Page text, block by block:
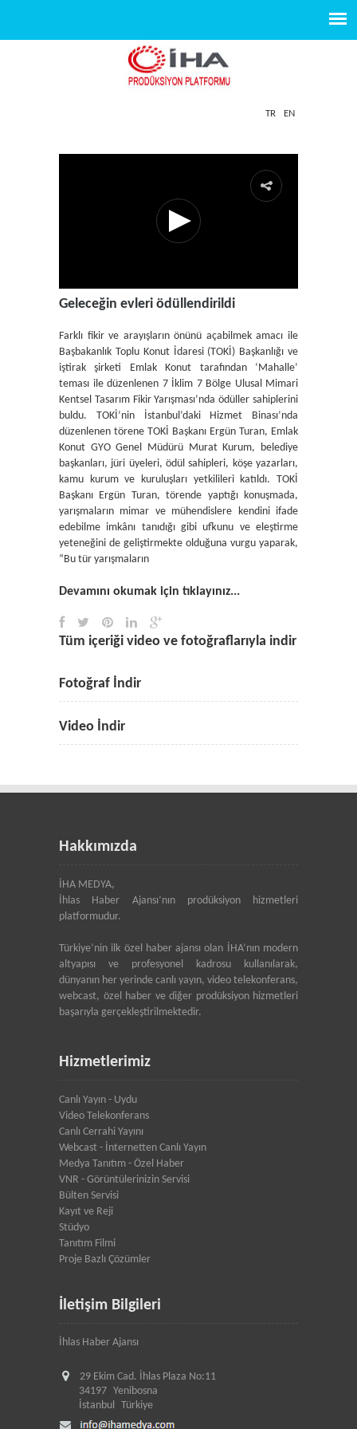
TR EN
Geleceğin evleri ödüllendirildi
Farklı fikir ve arayışların önünü açabilmek amacı ile
Başbakanlık Toplu Konut İdaresi (TOKİ) Başkanlığı ve
iştirak şirketi Emlak Konut tarafından ‘Mahalle’
teması ile düzenlenen 7 İklim 7 Bölge Ulusal Mimari
Kentsel Tasarım Fikir Yarışması’nda ödüller sahiplerini
buldu. TOKİ’nin İstanbul’daki Hizmet Binası’nda
düzenlenen törene TOKİ Başkanı Ergün Turan, Emlak
Konut GYO Genel Müdürü Murat Kurum, belediye
başkanları, jüri üyeleri, ödül sahipleri, köşe yazarları,
kamu kurum ve kuruluşları yetkilileri katıldı. TOKİ
Başkanı Ergün Turan, törende yaptığı konuşmada,
yarışmaların mimar ve mühendislere kendini ifade
edebilme imkânı tanıdığı gibi ufkunu ve eleştirme
yeteneğini de geliştirmekte olduğuna vurgu yaparak,
“Bu tür yarışmaların
Devamını okumak için tıklayınız...
Tüm içeriği video ve fotoğraflarıyla indir
Fotoğraf İndir
Video İndir
Hakkımızda
İHA MEDYA,
İhlas Haber Ajansı’nın prodüksiyon hizmetleri
platformudur.
Türkiye’nin ilk özel haber ajansı olan İHA’nın modern
altyapısı ve profesyonel kadrosu kullanılarak,
dünyanın her yerinde canlı yayın, video telekonferans,
webcast, özel haber ve diğer prodüksiyon hizmetleri
başarıyla gerçekleştirilmektedir.
Hizmetlerimiz
Canlı Yayın - Uydu
Video Telekonferans
Canlı Cerrahi Yayını
Webcast - İnternetten Canlı Yayın
Medya Tanıtım - Özel Haber
VNR - Görüntülerinizin Servisi
Bülten Servisi
Kayıt ve Reji
Stüdyo
Tanıtım Filmi
Proje Bazlı Çözümler
İletişim Bilgileri
İhlas Haber Ajansı
29 Ekim Cad. İhlas Plaza No:11
34197 Yenibosna
İstanbul
Türkiye